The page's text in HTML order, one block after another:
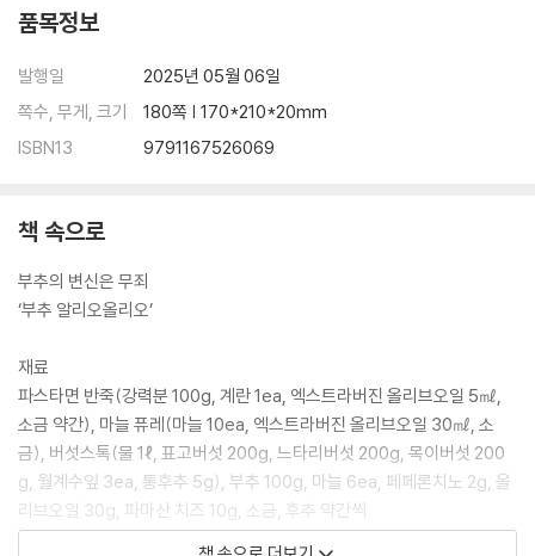
톡 하고 터지는 톳의 식감 | 톳 오일 페투치네
부드러운 크림과 진한 트러플의 풍미 | 화이트 라구 페투치네
이제 굽지 마세요! | 고등어 오일 페투치네
촉촉한 생선살의 향연 | 임연수 리가토니
기분 좋은 달큰함 | 아마트리치아나 페투치네
새우와 납작면의 만남 | 감베리 오일 페투치네
버섯 러버들에게 바칩니다 | 풍기 크림 페투치네
크림 소스와 토마토 소스의 환상 조합 | 폴로 로제 페투치네
꾸덕한 크림 소스에 해물 퐁당 | 그란교 크림 페투치네
감태의 상상도 못한 변신 감태 | 크림 페투치네
고소함과 향긋함이 두 배 바질 페스토 | 루꼴라 페투치네
홍합탕보다 더 담백하고 시원한 홍합 | 알리오올리오 페투치네
남은 곱창의 슬기로운 활용법 | 곱창 스파게티
매콤한 파스타가 땡기는 날엔 | 불주꾸미 스파게티
부드러움과 촉촉함의 끝판왕 | 동파육 스파게티
품목정보
발행일
2025년 05월 06일
쪽수, 무게, 크기
180쪽 | 170*210*20mm
ISBN13
9791167526069
책 속으로
부추의 변신은 무죄
‘부추 알리오올리오’
재료
파스타면 반죽(강력분 100g, 계란 1ea, 엑스트라버진 올리브오일 5㎖,
소금 약간), 마늘 퓨레(마늘 10ea, 엑스트라버진 올리브오일 30㎖, 소
금), 버섯스톡(물 1ℓ, 표고버섯 200g, 느타리버섯 200g, 목이버섯 200
g, 월계수잎 3ea, 통후추 5g), 부추 100g, 마늘 6ea, 페페론치노 2g, 올
리브오일 30g, 파마산 치즈 10g, 소금, 후추 약간씩